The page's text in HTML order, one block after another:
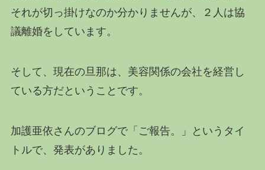
それが切っ掛けなのか分かりませんが、２人は協
議離婚をしています。
そして、現在の旦那は、美容関係の会社を経営し
ている方だということです。
加護亜依さんのブログで「ご報告。」というタイ
トルで、発表がありました。